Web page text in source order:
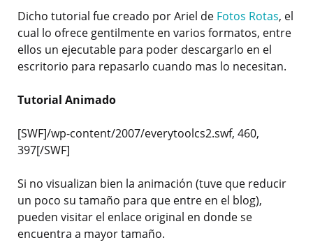
Dicho tutorial fue creado por Ariel de Fotos Rotas, el
cual lo ofrece gentilmente en varios formatos, entre
ellos un ejecutable para poder descargarlo en el
escritorio para repasarlo cuando mas lo necesitan.
Tutorial Animado
[SWF]/wp-content/2007/everytoolcs2.swf, 460,
397[/SWF]
Si no visualizan bien la animación (tuve que reducir
un poco su tamaño para que entre en el blog),
pueden visitar el enlace original en donde se
encuentra a mayor tamaño.